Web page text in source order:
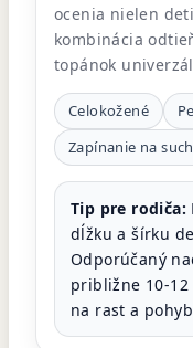
ocenia nielen
kombinácia
topánok
Celokožené
Zapínanie na
Tip pre rodiča:
dĺžku a šírku
Odporúčaný
približne 10-
na rast a